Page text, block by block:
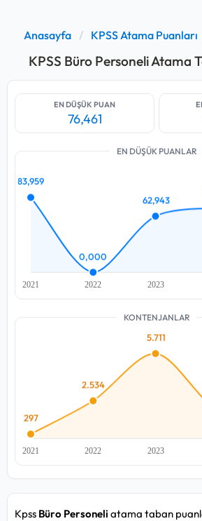
Anasayfa / KPSS Atama Puanları
KPSS Büro Personeli Atama
EN DÜŞÜK PUAN
76,461
EN DÜŞÜK PUANLAR
KONTENJANLAR
Kpss Büro Personeli atama taban